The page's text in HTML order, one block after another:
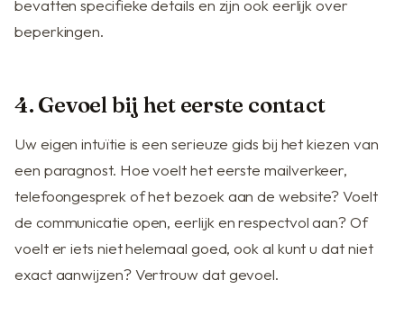
bevatten specifieke details en zijn ook eerlijk over
beperkingen.
4. Gevoel bij het eerste contact
Uw eigen intuïtie is een serieuze gids bij het kiezen van
een paragnost. Hoe voelt het eerste mailverkeer,
telefoongesprek of het bezoek aan de website? Voelt
de communicatie open, eerlijk en respectvol aan? Of
voelt er iets niet helemaal goed, ook al kunt u dat niet
exact aanwijzen? Vertrouw dat gevoel.